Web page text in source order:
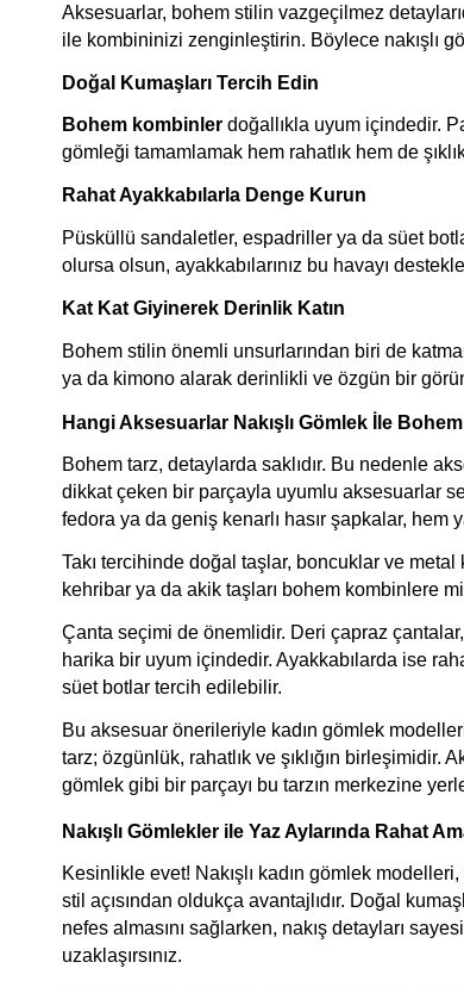
Aksesuarlar, bohem stilin vazgeçilmez
ile kombininizi zenginleştirin. Böylece nakışlı
Doğal Kumaşları Tercih Edin
Bohem kombinler doğallıkla uyum içindedir.
gömleği tamamlamak hem rahatlık hem de
Rahat Ayakkabılarla Denge Kurun
Püsküllü sandaletler, espadriller ya da süet
olursa olsun, ayakkabılarınız bu havayı
Kat Kat Giyinerek Derinlik Katın
Bohem stilin önemli unsurlarından biri de
ya da kimono alarak derinlikli ve özgün bir
Hangi Aksesuarlar Nakışlı Gömlek İle
Bohem tarz, detaylarda saklıdır. Bu nedenle
dikkat çeken bir parçayla uyumlu aksesuarlar
fedora ya da geniş kenarlı hasır şapkalar,
Takı tercihinde doğal taşlar, boncuklar ve
kehribar ya da akik taşları bohem kombinlere
Çanta seçimi de önemlidir. Deri çapraz
harika bir uyum içindedir. Ayakkabılarda ise
süet botlar tercih edilebilir.
Bu aksesuar önerileriyle kadın gömlek
tarz; özgünlük, rahatlık ve şıklığın birleşimidir.
gömlek gibi bir parçayı bu tarzın merkezine
Nakışlı Gömlekler ile Yaz Aylarında Rahat
Kesinlikle evet! Nakışlı kadın gömlek
stil açısından oldukça avantajlıdır. Doğal
nefes almasını sağlarken, nakış detayları
uzaklaşırsınız.